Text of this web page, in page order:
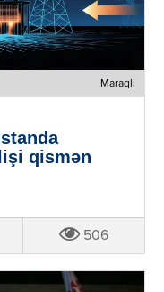
Maraqlı
qismən
506